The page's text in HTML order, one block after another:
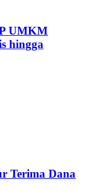
UMKM
hingga
Terima Dana